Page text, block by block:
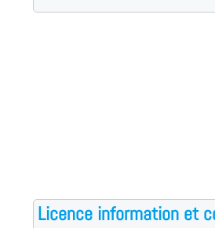
Licence information et